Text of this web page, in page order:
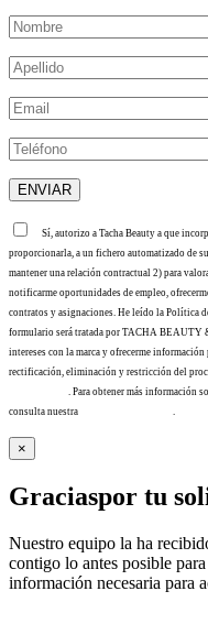
Sí, autorizo a Tacha Beauty a que
proporcionarla, a un fichero automatizado de
mantener una relación contractual 2) para
notificarme oportunidades de empleo,
contratos y asignaciones. He leído la Política
formulario será tratada por TACHA BEAUTY
intereses con la marca y ofrecerme
rectificación, eliminación y restricción del
. Para obtener más información
consulta nuestra
.
×
Graciaspor tu
Nuestro equipo la ha
contigo lo antes posible
información necesaria para